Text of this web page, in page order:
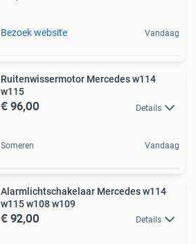
Bezoek website Vandaag
Ruitenwissermotor Mercedes w114
w115
€ 96,00 Details
Someren Vandaag
Alarmlichtschakelaar Mercedes w114
w115 w108 w109
€ 92,00 Details